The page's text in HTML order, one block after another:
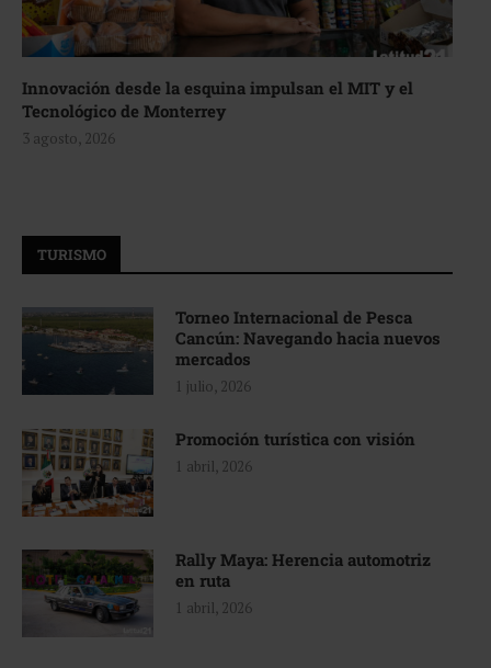
Innovación desde la esquina impulsan el MIT y el
Tecnológico de Monterrey
3 agosto, 2026
TURISMO
Torneo Internacional de Pesca
Cancún: Navegando hacia nuevos
mercados
1 julio, 2026
Promoción turística con visión
1 abril, 2026
Rally Maya: Herencia automotriz
en ruta
1 abril, 2026